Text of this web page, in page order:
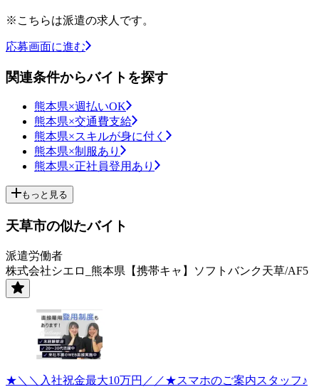
※こちらは派遣の求人です。
応募画面に進む
関連条件からバイトを探す
熊本県×週払いOK
熊本県×交通費支給
熊本県×スキルが身に付く
熊本県×制服あり
熊本県×正社員登用あり
もっと見る
天草市の似たバイト
派遣労働者
株式会社シエロ_熊本県【携帯キャ】ソフトバンク天草/AF5
★＼＼入社祝金最大10万円／／★スマホのご案内スタッフ♪